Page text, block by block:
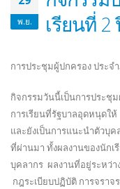
29
กิจกรรม
กิจกรรมวันนี้เป็นการประชุ
การเรียนที่รัฐบาลอุดหนุดให้
และยังเป็นการแนะนำตัวบุค
ที่ผ่านมา ทั้งผลงานของนักเ
บุคลากร ผลงานที่อยู่ระหว่า